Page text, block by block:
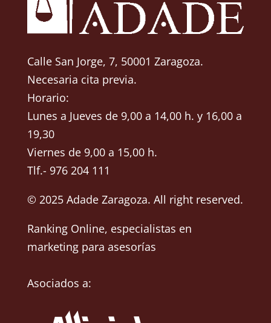
Calle San Jorge, 7, 50001 Zaragoza.
Necesaria cita previa.
Horario:
Lunes a Jueves de 9,00 a 14,00 h. y 16,00 a
19,30
Viernes de 9,00 a 15,00 h.
Tlf.- 976 204 111
© 2025 Adade Zaragoza. All right reserved.
Ranking Online, especialistas en
marketing para asesorías
Asociados a: